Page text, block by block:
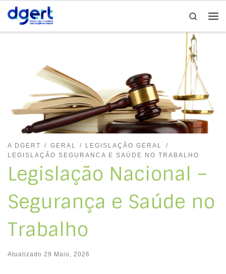
Skip to content
Search
A DGERT GERAL
LEGISLAÇÃO GERAL
LEGISLAÇÃO SEGURANCA E SAÚDE NO TRABALHO
Legislação Nacional –
Segurança e Saúde no
Trabalho
Atualizado 29 Maio, 2026